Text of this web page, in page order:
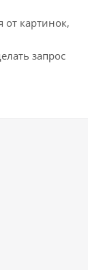
картинок,
запрос